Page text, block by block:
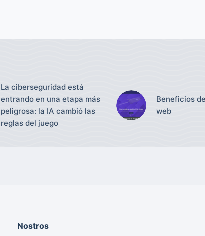
La ciberseguridad está
entrando en una etapa más
peligrosa: la IA cambió las
reglas del juego
Beneficios
web
Nostros